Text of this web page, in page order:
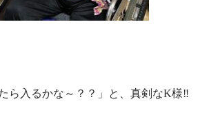
ら入るかな～？？」と、真剣なK様‼